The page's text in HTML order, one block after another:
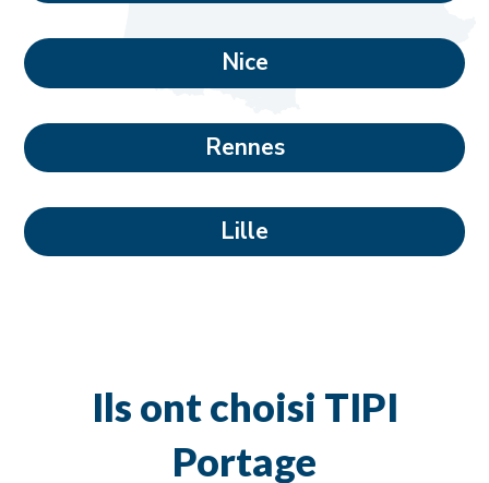
Nice
Rennes
Lille
Ils ont choisi TIPI
Portage